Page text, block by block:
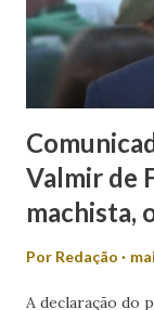
Valmir de
machista,
Por Redação
A declaração do